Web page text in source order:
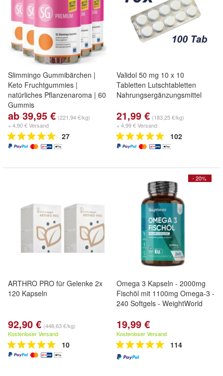
Slimmingo Gummibärchen |
Keto Fruchtgummies |
natürliches Pflanzenaroma | 60
Gummis
ab 39,95 € (221,94 €/kg)
+ 4,90 € Versand
27
Validol 50 mg 10 x 10
Tabletten Lutschtabletten
Nahrungsergänzungsmittel
21,99 € (183,25 €/kg)
+ 4,99 € Versand
102
ARTHRO PRO für Gelenke 2x
120 Kapseln
92,90 € (446,63 €/kg)
Kostenloser Versand
10
- 20%
Omega 3 Kapseln - 2000mg
Fischöl mit 1100mg Omega-3 -
240 Softgels - WeightWorld
19,99 €
Kostenloser Versand
114